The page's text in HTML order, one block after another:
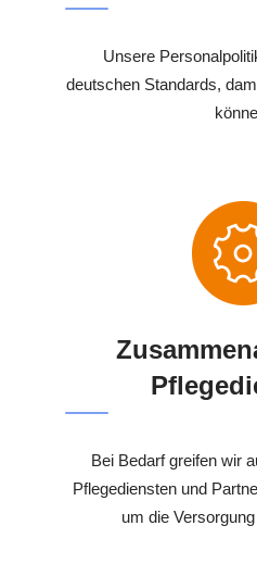
Unsere
deutschen Standards,
Bei Bedarf greifen wir
Pflegediensten und
um die